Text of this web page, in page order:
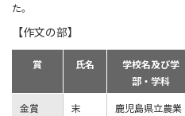
た。
【作文の部】
賞 氏名
学校名及び学
部・学科
金賞
末
鹿児島県立農業